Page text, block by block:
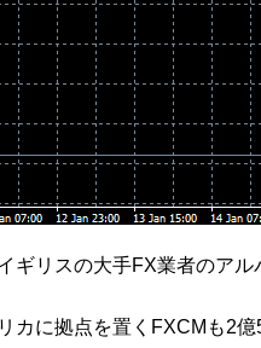
ギリスの大手FX業者のア
カに拠点を置くFXCMも2